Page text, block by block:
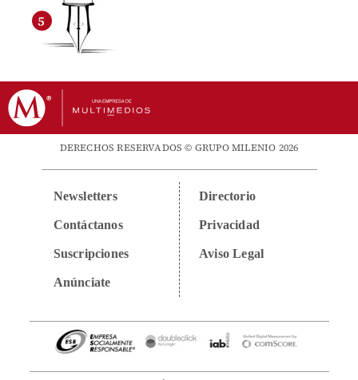
DERECHOS RESERVADOS © GRUPO MILENIO 2026
Newsletters
Contáctanos
Suscripciones
Anúnciate
Directorio
Privacidad
Aviso Legal